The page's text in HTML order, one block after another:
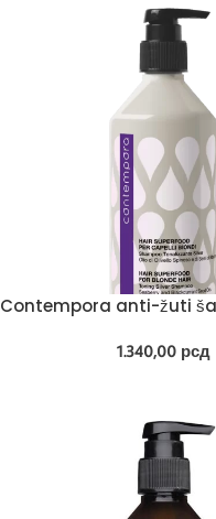
Contempora anti-žuti
1.340,00 рсд